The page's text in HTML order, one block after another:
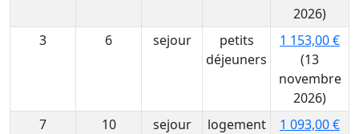
2026)
3
6 sejour
petits
déjeuners
1 153,00 €
(13
novembre
2026)
7
10 sejour
logement
1 093,00 €